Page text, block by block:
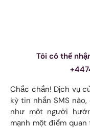
Tôi có thể
Chắc chắn! Dịch vụ
kỳ tin nhắn SMS
như một người
mạnh một điểm